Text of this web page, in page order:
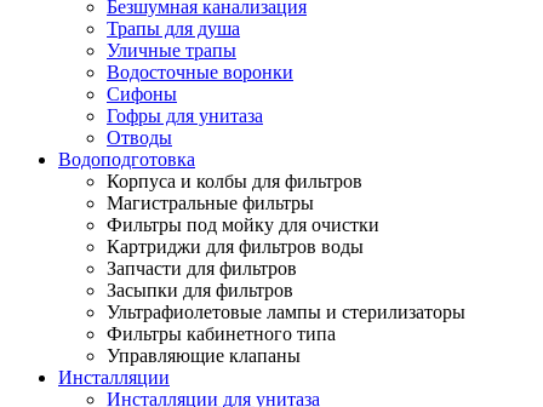
Безшумная канализация
Трапы для душа
Уличные трапы
Водосточные воронки
Сифоны
Гофры для унитаза
Отводы
Водоподготовка
Корпуса и колбы для фильтров
Магистральные фильтры
Фильтры под мойку для очистки
Картриджи для фильтров воды
Запчасти для фильтров
Засыпки для фильтров
Ультрафиолетовые лампы и стерилизаторы
Фильтры кабинетного типа
Управляющие клапаны
Инсталляции
Инсталляции для унитаза